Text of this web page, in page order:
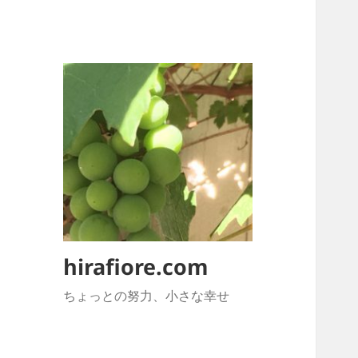
hirafiore.com
ちょっとの努力、小さな幸せ